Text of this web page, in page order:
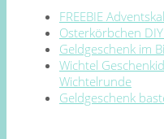
FREEBIE
Osterkörbchen
Geldgeschenk im
Wichtel
Wichtelrunde
Geldgeschenk